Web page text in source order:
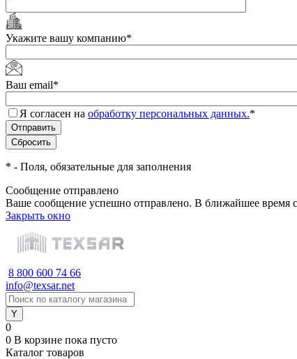
Укажите вашу компанию*
Ваш email*
Я согласен на обработку персональных данных.*
* - Поля, обязательные для заполнения
Сообщение отправлено
Ваше сообщение успешно отправлено. В ближайшее время
Закрыть окно
8 800 600 74 66
info@texsar.net
0
0 В корзине пока пусто
Каталог товаров